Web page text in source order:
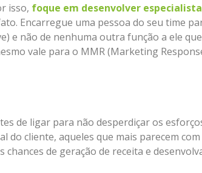
isso, foque em desenvolver
Encarregue uma pessoa do seu time
e não de nenhuma outra função a ele que
vale para o MMR (Marketing
de ligar para não desperdiçar os
cliente, aqueles que mais parecem com
de geração de receita e